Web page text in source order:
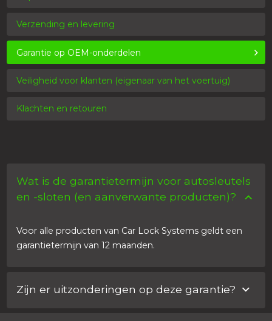
Verzending en levering
Garantie op OEM-onderdelen
Veiligheid voor klanten (eigenaar van het voertuig)
Klachten en retouren
Wat is de garantietermijn voor autosleutels
en -sloten (en aanverwante producten)?
Voor alle producten van Car Lock Systems geldt een
garantietermijn van 12 maanden.
Zijn er uitzonderingen op deze garantie?